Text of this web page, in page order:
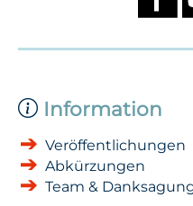
Information
Veröffentlichungen
Abkürzungen
Team &